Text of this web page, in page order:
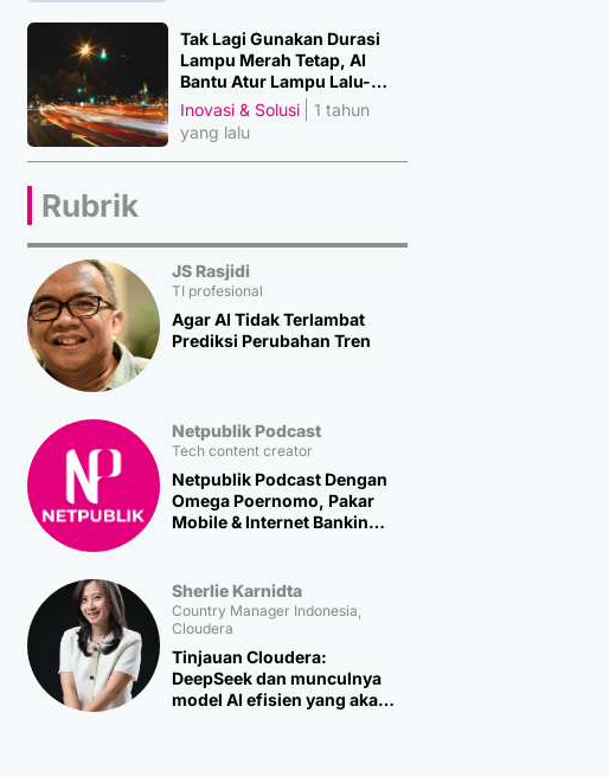
Tak Lagi Gunakan Durasi
Lampu Merah Tetap, AI
Bantu Atur Lampu Lalu-
Lintas
Inovasi & Solusi
1 tahun
yang lalu
Rubrik
JS Rasjidi
TI profesional
Agar AI Tidak Terlambat
Prediksi Perubahan Tren
Netpublik Podcast
Tech content creator
Netpublik Podcast Dengan
Omega Poernomo, Pakar
Mobile & Internet Banking
Sherlie Karnidta
Country Manager Indonesia,
Cloudera
Tinjauan Cloudera:
DeepSeek dan munculnya
model AI efisien yang akan